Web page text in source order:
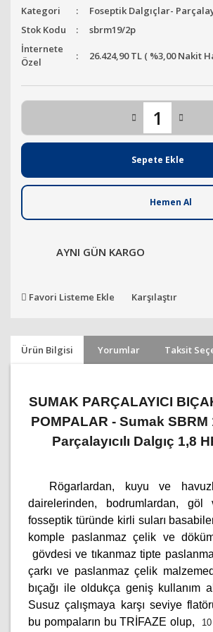
Kategori
Foseptik Dalgıçlar-
Stok Kodu
sbrm19/2p
İnternete
Özel
26.424,90 TL ( %3,00 Nakit
Sepete Ekle
Hemen Al
AYNI GÜN KARGO
Favori Listeme Ekle Karşılaştır
Ürün Bilgisi Yorumlar Taksit
SUMAK PARÇALAYICI
POMPALAR - Sumak SBRM
Parçalayıcılı Dalgıç 1,8
Rögarlardan, kuyu ve
dairelerinden, bodrumlardan, göl
fosseptik türünde kirli suları
komple paslanmaz çelik ve
gövdesi ve tıkanmaz tipte
çarkı ve paslanmaz çelik
bıçağı ile oldukça geniş kullanım
Susuz çalışmaya karşı seviye
bu pompaların bu TRİFAZE olup,